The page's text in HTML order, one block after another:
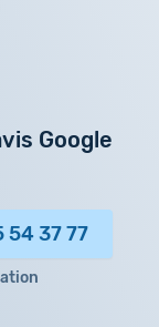
Google
54 37 77